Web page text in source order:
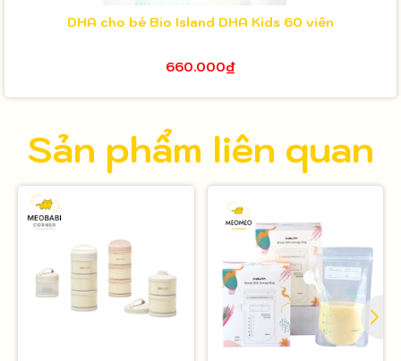
DHA cho bé Bio Island DHA Kids 60 viên
660.000₫
Sản phẩm liên quan